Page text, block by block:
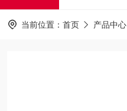
当前位置： 首页 产品中心